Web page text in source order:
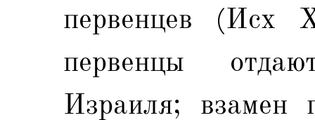
первенцев (Исх
первенцы
Израиля; взамен